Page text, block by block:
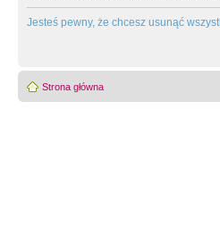
Jesteś pewny, że chcesz usunąć
Strona główna